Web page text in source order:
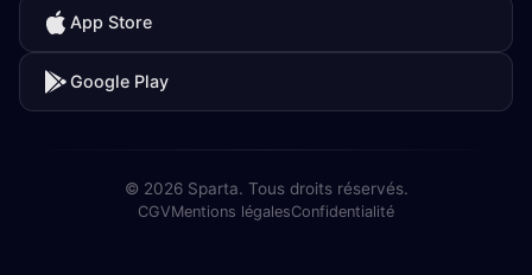
App Store
Google Play
© 2026 Sparta. Tous droits réservés.
CGVMentions légalesConfidentialité